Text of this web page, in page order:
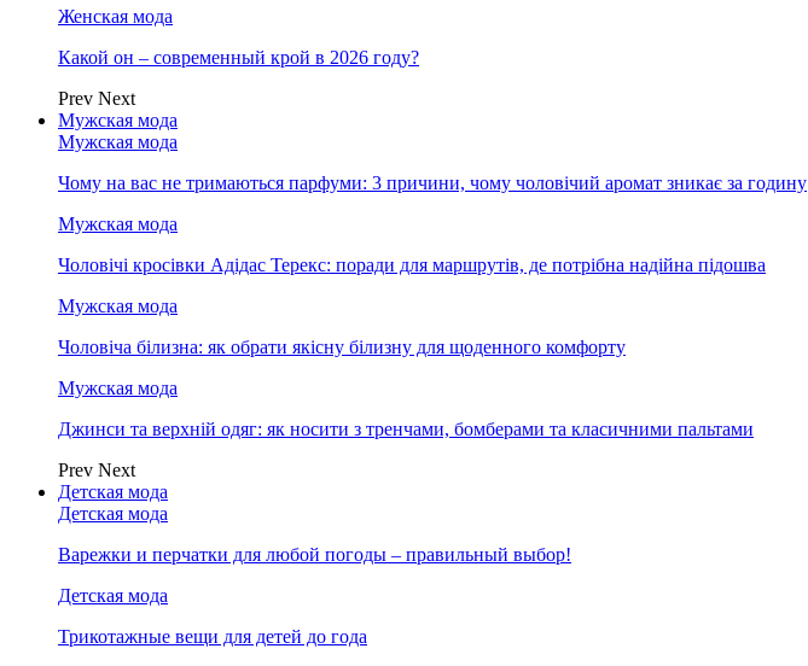
Женская мода
Какой он – современный крой в 2026 году?
Prev Next
Мужская мода
Мужская мода
Чому на вас не тримаються парфуми: 3 причини, чому чоловічий аромат зникає за годину
Мужская мода
Чоловічі кросівки Адідас Терекс: поради для маршрутів, де потрібна надійна підошва
Мужская мода
Чоловіча білизна: як обрати якісну білизну для щоденного комфорту
Мужская мода
Джинси та верхній одяг: як носити з тренчами, бомберами та класичними пальтами
Prev Next
Детская мода
Детская мода
Варежки и перчатки для любой погоды – правильный выбор!
Детская мода
Трикотажные вещи для детей до года